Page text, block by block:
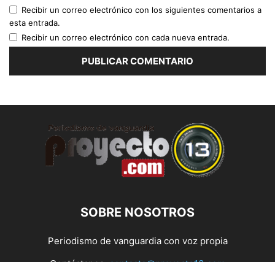
Recibir un correo electrónico con los siguientes comentarios a
esta entrada.
Recibir un correo electrónico con cada nueva entrada.
SOBRE NOSOTROS
Periodismo de vanguardia con voz propia